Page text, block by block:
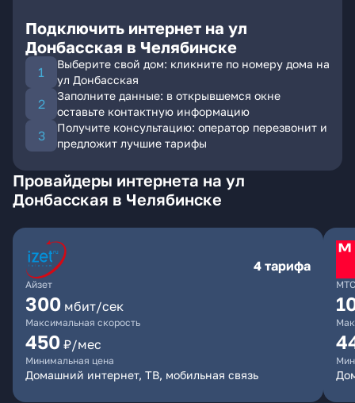
Подключить интернет на ул
Донбасская в Челябинске
Выберите свой дом: кликните по номеру дома на
ул Донбасская
Заполните данные: в открывшемся окне
оставьте контактную информацию
Получите консультацию: оператор перезвонит и
предложит лучшие тарифы
Провайдеры интернета на ул
Донбасская в Челябинске
Айзет
4 тарифа
300 мбит/сек
Максимальная скорость
450 ₽/мес
Минимальная цена
Домашний интернет, ТВ, мобильная связь
МТС